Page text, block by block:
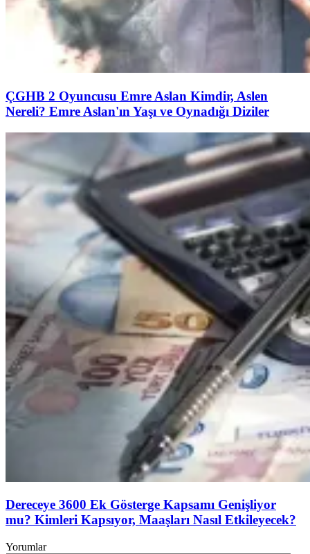
ÇGHB 2 Oyuncusu Emre Aslan Kimdir, Aslen
Nereli? Emre Aslan'ın Yaşı ve Oynadığı Diziler
Dereceye 3600 Ek Gösterge Kapsamı Genişliyor
mu? Kimleri Kapsıyor, Maaşları Nasıl Etkileyecek?
Yorumlar